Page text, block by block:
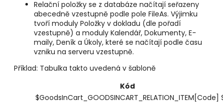
Relační položky se z databáze načítají seřazeny
abecedně vzestupně podle pole FileAs. Výjimku
tvoří moduly Položky v dokladu (dle pořadí
vzestupně) a moduly Kalendář, Dokumenty, E-
maily, Deník a Úkoly, které se načítají podle času
vzniku na serveru vzestupně.
Příklad: Tabulka takto uvedená v šabloně
Kód
$GoodsInCart_GOODSINCART_RELATION_ITEM[Code]